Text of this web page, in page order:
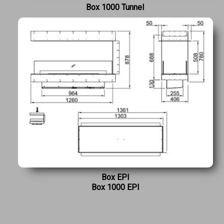
Box 1000 Tunnel
Box EPI
Box 1000 EPI